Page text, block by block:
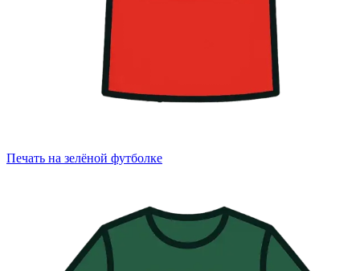
Печать на зелёной футболке